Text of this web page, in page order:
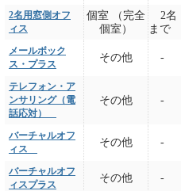
2名用窓側オフ
ィス
個室 （完全
個室）
2名
まで
メールボック
ス・プラス
その他 -
テレフォン・ア
ンサリング（電
話応対）
その他 -
バーチャルオフ
ィス
その他 -
バーチャルオフ
ィスプラス
その他 -